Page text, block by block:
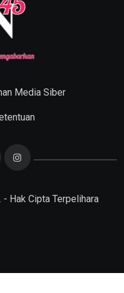
Media Siber
Hak Cipta Terpelihara